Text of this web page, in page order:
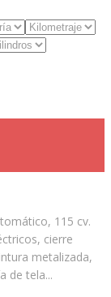
115 cv.
cierre
metalizada,
de tela...